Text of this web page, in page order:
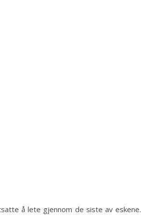
å lete gjennom de siste av eskene.